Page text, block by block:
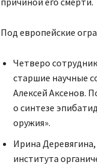
Под европейские
Четверо
старшие научные
Алексей Аксенов.
о синтезе
оружия».
Ирина Деревягина,
института